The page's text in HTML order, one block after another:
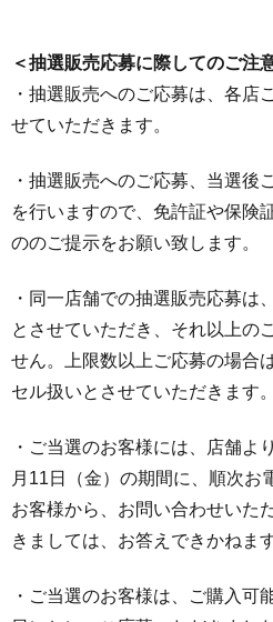
＜抽選販売応募に際してのご注
・抽選販売へのご応募は、各店
せていただきます。
・抽選販売へのご応募、当選後
を行いますので、免許証や保険
ののご提示をお願い致します。
・同一店舗での抽選販売応募は
とさせていただき、それ以上の
せん。上限数以上ご応募の場合
セル扱いとさせていただきます。
・ご当選のお客様には、店舗よ
月11日（金）の期間に、順次お
お客様から、お問い合わせいた
きましては、お答えできかねます
・ご当選のお客様は、ご購入可